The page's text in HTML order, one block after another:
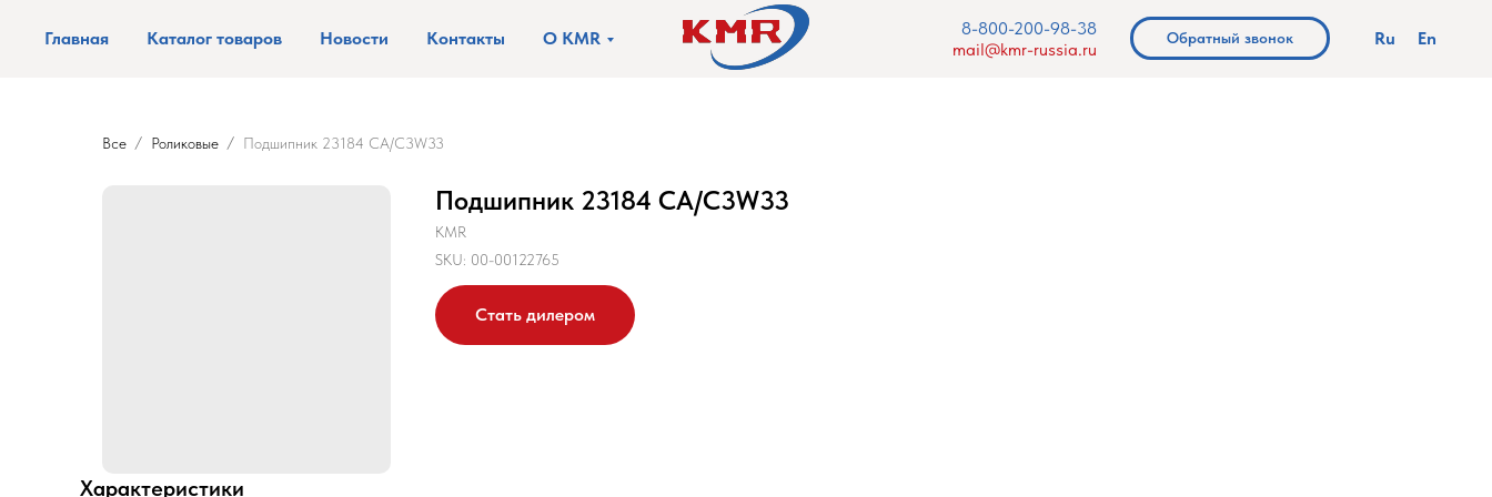
Главная Каталог товаров Новости Контакты О KMR
8-800-200-98-38
mail@kmr-russia.ru
Обратный звонок Ru En
Все Роликовые Подшипник 23184 CA/C3W33
Подшипник 23184 CA/C3W33
KMR
SKU: 00-00122765
Стать дилером
Характеристики